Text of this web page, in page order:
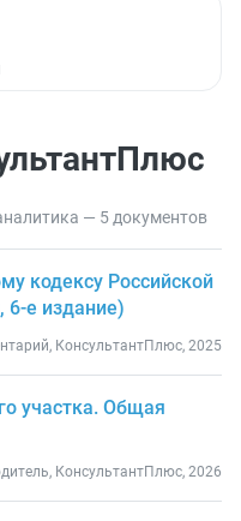
— 5 документов
кодексу Российской
е издание)
КонсультантПлюс, 2025
участка. Общая
КонсультантПлюс, 2026